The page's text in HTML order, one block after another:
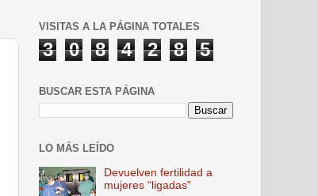
VISITAS A LA PÁGINA TOTALES
3 0 8 4 2 8 5
BUSCAR ESTA PÁGINA
LO MÁS LEÍDO
Devuelven fertilidad a
mujeres “ligadas”